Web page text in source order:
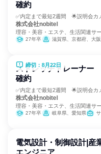
確約
✅内定まで最短2週間 🌟説明会カ
株式会社nobitel
理容・美容・エステ、生活関連サ
27年卒 滋賀県、京都府、大阪府
締切：8月22日
ストレッチトレーナ
確約
✅内定まで最短2週間 🌟説明会カ
株式会社nobitel
理容・美容・エステ、生活関連サ
27年卒 岐阜県、愛知県 サ
電気設計・制御設計|産
エンジニア